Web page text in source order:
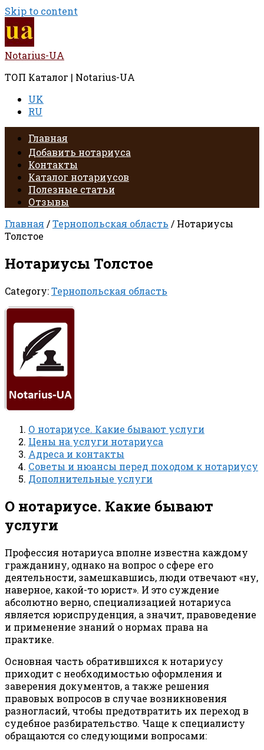
Skip to content
Notarius-UA
ТОП Каталог | Notarius-UA
UK
RU
Главная
Добавить нотариуса
Контакты
Каталог нотариусов
Полезные статьи
Отзывы
Главная /Тернопольская область / Нотариусы
Толстое
Нотариусы Толстое
Category:Тернопольская область
О нотариусе. Какие бывают услуги
Цены на услуги нотариуса
Адреса и контакты
Советы и нюансы перед походом к нотариусу
Дополнительные услуги
О нотариусе. Какие бывают
услуги
Профессия нотариуса вполне известна каждому
гражданину, однако на вопрос о сфере его
деятельности, замешкавшись, люди отвечают «ну,
наверное, какой-то юрист». И это суждение
абсолютно верно, специализацией нотариуса
является юриспруденция, а значит, правоведение
и применение знаний о нормах права на
практике.
Основная часть обратившихся к нотариусу
приходит с необходимостью оформления и
заверения документов, а также решения
правовых вопросов в случае возникновения
разногласий, чтобы предотвратить их переход в
судебное разбирательство. Чаще к специалисту
обращаются со следующими вопросами: